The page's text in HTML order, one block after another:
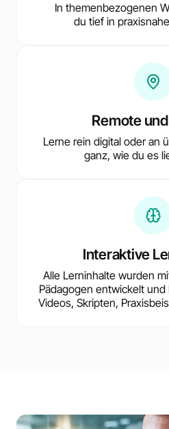
In themenbezogenen
du tief in
Remote
Lerne rein digital oder an
ganz, wie du es
Interaktive
Alle Lerninhalte wurden
Pädagogen entwickelt
Videos, Skripten,